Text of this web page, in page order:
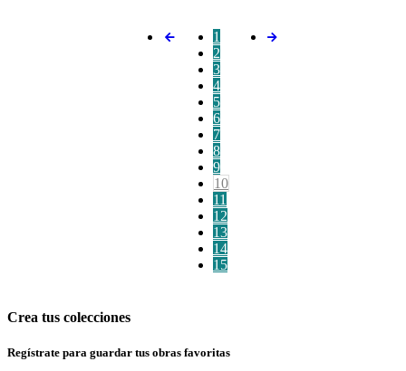
1
2
3
4
5
6
7
8
9
10
11
12
13
14
15
Crea tus colecciones
Regístrate para guardar tus obras favoritas